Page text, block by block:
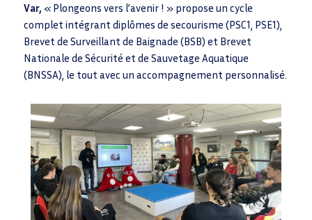
Var, « Plongeons vers l’avenir ! » propose un cycle
complet intégrant diplômes de secourisme (PSC1, PSE1),
Brevet de Surveillant de Baignade (BSB) et Brevet
Nationale de Sécurité et de Sauvetage Aquatique
(BNSSA), le tout avec un accompagnement personnalisé.